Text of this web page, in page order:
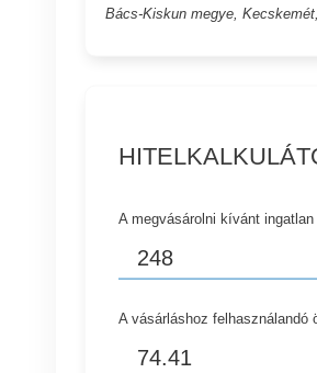
Bács-Kiskun megye,
A megvásárolni kívánt ingatlan
A vásárláshoz felhasználandó